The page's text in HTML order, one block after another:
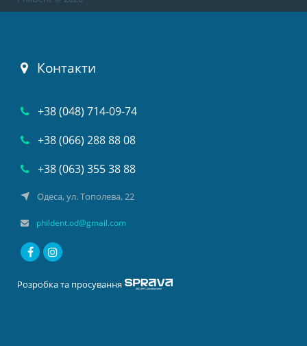
Контакти
+38 (048) 714-09-74
+38 (066) 288 88 08
+38 (063) 355 38 88
Одеса, ул. Тополева, 22
phildent.od@gmail.com
Розробка та просування